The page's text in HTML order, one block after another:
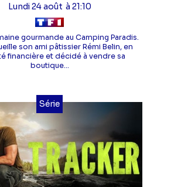
Lundi 24 août à 21:10
gourmande au Camping Paradis.
son ami pâtissier Rémi Belin, en
financière et décidé à vendre sa
boutique...
Série